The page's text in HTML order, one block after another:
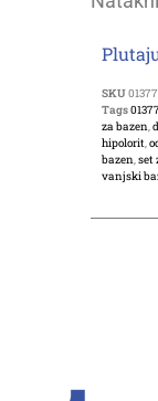
SKU01377
Tags
za bazen,
hipolorit,
bazen,set
vanjski